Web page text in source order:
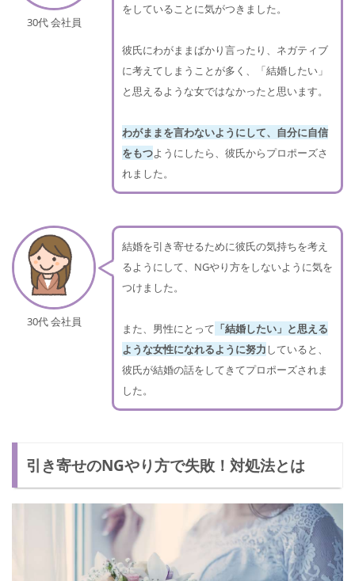
30代 会社員
をしていることに気がつきました。
彼氏にわがままばかり言ったり、ネガティブ
に考えてしまうことが多く、「結婚したい」
と思えるような女ではなかったと思います。
わがままを言わないようにして、自分に自信
をもつようにしたら、彼氏からプロポーズさ
れました。
30代 会社員
結婚を引き寄せるために彼氏の気持ちを考え
るようにして、NGやり方をしないように気を
つけました。
また、男性にとって 「結婚したい」と思える
ような女性になれるように努力していると、
彼氏が結婚の話をしてきてプロポーズされま
した。
引き寄せのNGやり方で失敗！対処法とは